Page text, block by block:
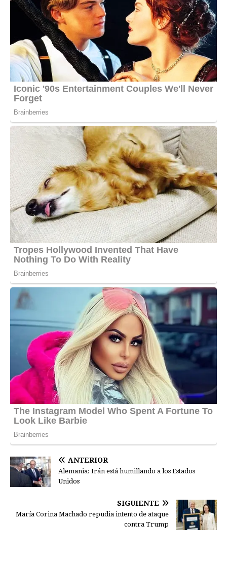
ANTERIOR
Alemania: Irán está humillando a los Estados
Unidos
SIGUIENTE
María Corina Machado repudia intento de ataque
contra Trump